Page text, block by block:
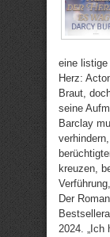
eine
Herz:
Braut,
seine
Barclay
kreuzen,
Der
2024. „Ich